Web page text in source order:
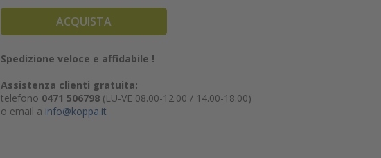
ACQUISTA
Spedizione veloce e affidabile !
Assistenza clienti gratuita:
telefono 0471 506798 (LU-VE 08.00-12.00 / 14.00-18.00)
o email a info@koppa.it